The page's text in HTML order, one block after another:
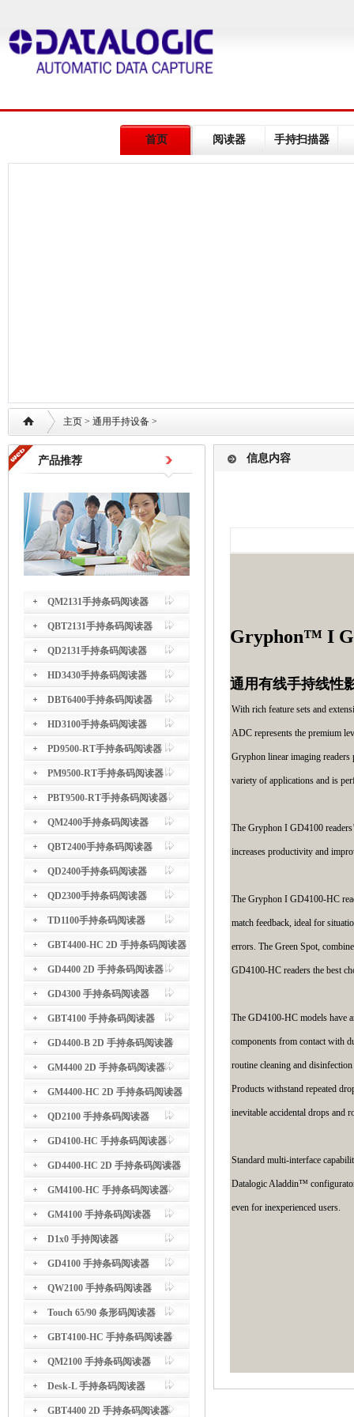
首页 阅读器 手持扫描器
主页 > 通用手持设备 >
产品推荐
QM2131手持条码阅读器
QBT2131手持条码阅读器
QD2131手持条码阅读器
HD3430手持条码阅读器
DBT6400手持条码阅读器
HD3100手持条码阅读器
PD9500-RT手持条码阅读器
PM9500-RT手持条码阅读器
PBT9500-RT手持条码阅读器
QM2400手持条码阅读器
QBT2400手持条码阅读器
QD2400手持条码阅读器
QD2300手持条码阅读器
TD1100手持条码阅读器
GBT4400-HC 2D 手持条码阅读器
GD4400 2D 手持条码阅读器
GD4300 手持条码阅读器
GBT4100 手持条码阅读器
GD4400-B 2D 手持条码阅读器
GM4400 2D 手持条码阅读器
GM4400-HC 2D 手持条码阅读器
QD2100 手持条码阅读器
GD4100-HC 手持条码阅读器
GD4400-HC 2D 手持条码阅读器
GM4100-HC 手持条码阅读器
GM4100 手持条码阅读器
D1x0 手持阅读器
GD4100 手持条码阅读器
QW2100 手持条码阅读器
Touch 65/90 条形码阅读器
GBT4100-HC 手持条码阅读器
QM2100 手持条码阅读器
Desk-L 手持条码阅读器
GBT4400 2D 手持条码阅读器
信息内容
Gryphon™ I
通用有线手持线性
With rich feature sets and
ADC represents the premium
Gryphon linear imaging readers
variety of applications and is
The Gryphon I GD4100
increases productivity and
The Gryphon I GD4100-HC
match feedback, ideal for
errors. The Green Spot,
GD4100-HC readers the best
The GD4100-HC models have
components from contact with
routine cleaning and
Products withstand repeated
inevitable accidental drops and
Standard multi-interface
Datalogic Aladdin™
even for inexperienced users.